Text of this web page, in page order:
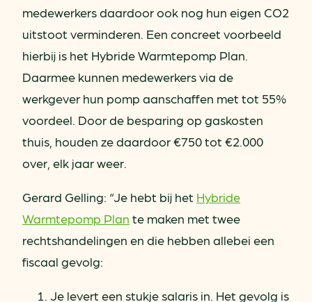
medewerkers daardoor ook nog hun eigen CO2
uitstoot verminderen. Een concreet voorbeeld
hierbij is het Hybride Warmtepomp Plan.
Daarmee kunnen medewerkers via de
werkgever hun pomp aanschaffen met tot 55%
voordeel. Door de besparing op gaskosten
thuis, houden ze daardoor €750 tot €2.000
over, elk jaar weer.
Gerard Gelling: “Je hebt bij het Hybride
Warmtepomp Plan te maken met twee
rechtshandelingen en die hebben allebei een
fiscaal gevolg:
Je levert een stukje salaris in. Het gevolg is